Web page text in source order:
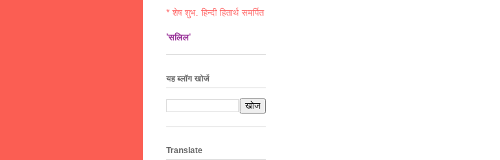
* शेष शुभ. हिन्दी हितार्थ समर्पित
'सलिल'
यह ब्लॉग खोजें
Translate